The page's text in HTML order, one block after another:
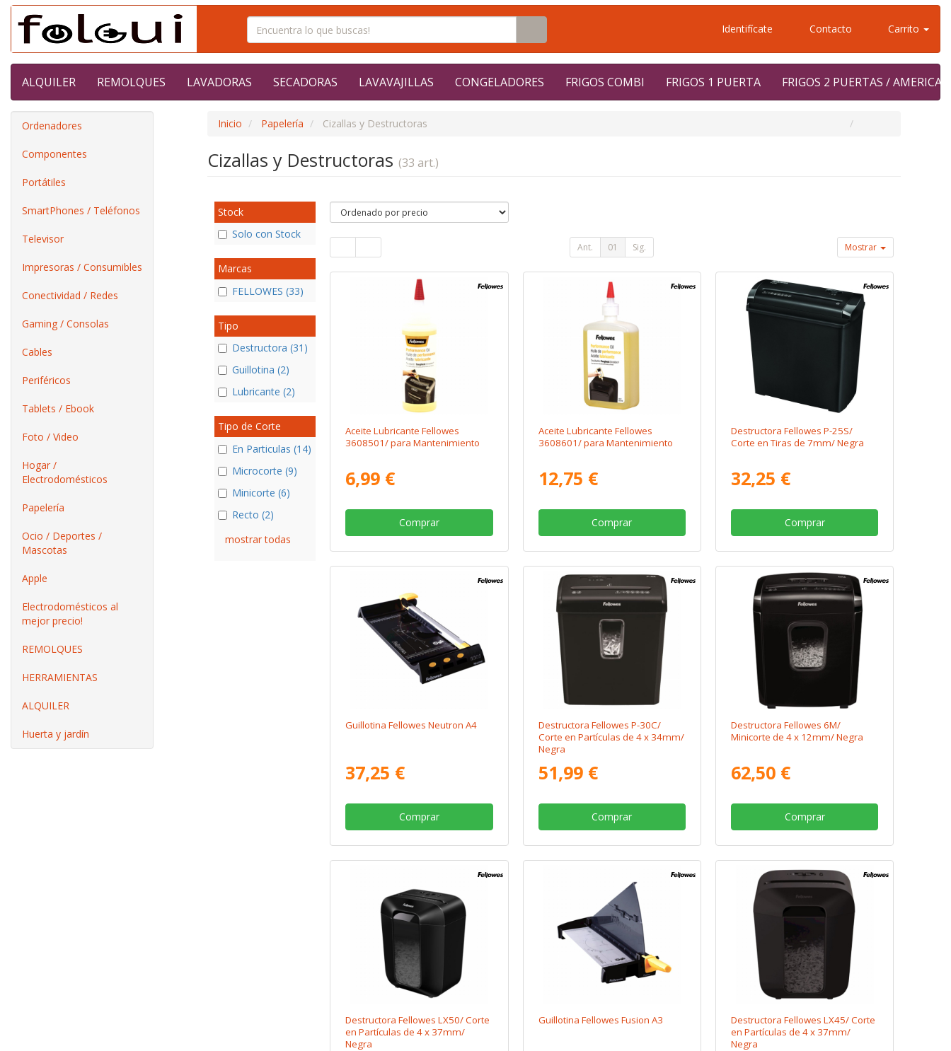
Identifícate Contacto Carrito
ALQUILER REMOLQUES LAVADORAS SECADORAS LAVAVAJILLAS CONGELADORES FRIGOS COMBI FRIGOS 1 PUERTA FRIGOS 2 PUERTAS /
Ordenadores
Componentes
Portátiles
SmartPhones / Teléfonos
Televisor
Impresoras / Consumibles
Conectividad / Redes
Gaming / Consolas
Cables
Periféricos
Tablets / Ebook
Foto / Video
Hogar /
Electrodomésticos
Papelería
Ocio / Deportes /
Mascotas
Apple
Electrodomésticos al
mejor precio!
REMOLQUES
HERRAMIENTAS
ALQUILER
Huerta y jardín
Inicio Papelería Cizallas y Destructoras
Cizallas y Destructoras (33 art.)
Stock
Solo con Stock
Marcas
FELLOWES (33)
Tipo
Destructora (31)
Guillotina (2)
Lubricante (2)
Tipo de Corte
En Particulas (14)
Microcorte (9)
Minicorte (6)
Recto (2)
mostrar todas
Ant. 01 Sig. Mostrar
Aceite Lubricante Fellowes
3608501/ para Mantenimiento
6,99 €
Comprar
Aceite Lubricante Fellowes
3608601/ para Mantenimiento
12,75 €
Comprar
Destructora Fellowes P-25S/
Corte en Tiras de 7mm/ Negra
32,25 €
Comprar
Guillotina Fellowes Neutron A4
37,25 €
Comprar
Destructora Fellowes P-30C/
Corte en Partículas de 4 x 34mm/
Negra
51,99 €
Comprar
Destructora Fellowes 6M/
Minicorte de 4 x 12mm/ Negra
62,50 €
Comprar
Destructora Fellowes LX50/ Corte
en Partículas de 4 x 37mm/
Negra
Guillotina Fellowes Fusion A3
Destructora Fellowes LX45/ Corte
en Partículas de 4 x 37mm/
Negra